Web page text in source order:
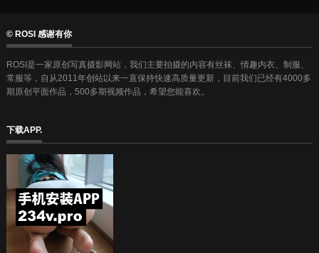
© ROSI 感谢有你
ROSI是一家原创写真摄影网站，我们主要拍摄的内容有丝袜、情趣内衣、制服、
常服等，自从2011年创站以来一直保持快速高质量更新，目前我们已经有4000多
期原创平面作品，500多期视频作品，希望您能喜欢。
下载APP.